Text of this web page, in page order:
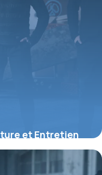
et Entretien